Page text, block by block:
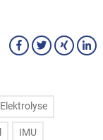
Elektrolyse
IMU